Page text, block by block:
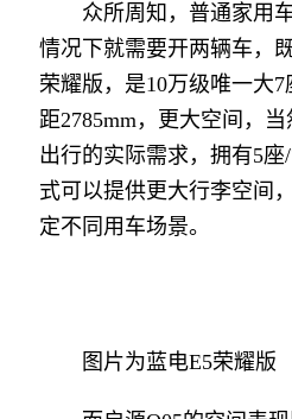
众所周知，普通家用
情况下就需要开两辆车，
荣耀版，是10万级唯一大7
距2785mm，更大空间，
出行的实际需求，拥有5
式可以提供更大行李空间
定不同用车场景。
图片为蓝电E5荣耀版